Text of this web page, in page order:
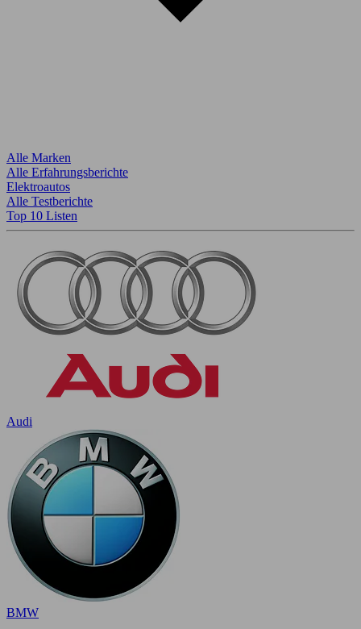
Alle Marken
Alle Erfahrungsberichte
Elektroautos
Alle Testberichte
Top 10 Listen
Audi
BMW